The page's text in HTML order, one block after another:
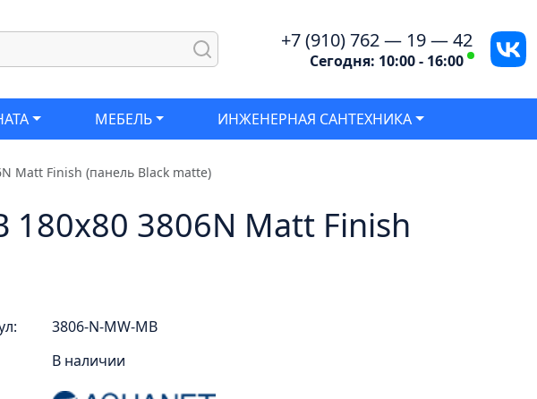
+7 (910) 762 — 19 — 42
Сегодня: 10:00 - 16:00
МЕБЕЛЬ ИНЖЕНЕРНАЯ САНТЕХНИКА
Matt Finish (панель Black matte)
180x80 3806N Matt Finish
3806-N-MW-MB
В наличии